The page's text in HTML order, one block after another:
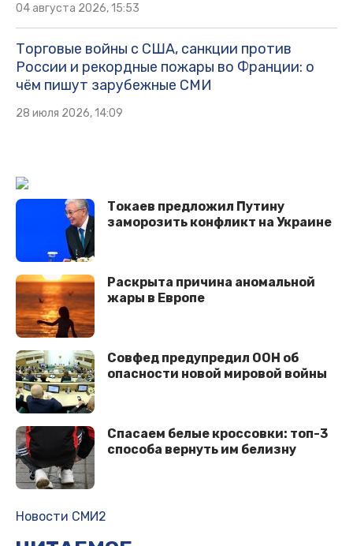
04 августа 2026, 15:53
Торговые войны с США, санкции против
России и рекордные пожары во Франции: о
чём пишут зарубежные СМИ
28 июля 2026, 14:09
Токаев предложил Путину
заморозить конфликт на Украине
Раскрыта причина аномальной
жары в Европе
Совфед предупредил ООН об
опасности новой мировой войны
Спасаем белые кроссовки: топ-3
способа вернуть им белизну
Новости СМИ2